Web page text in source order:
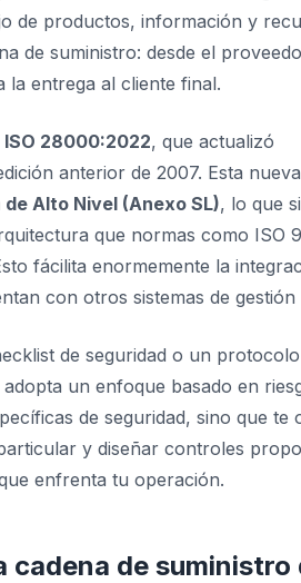
de productos, información y
de suministro: desde el
la entrega al cliente final.
ISO 28000:2022, que actualizó
anterior de 2007. Esta
Alto Nivel (Anexo SL), lo que
que normas como ISO
fácilita enormemente la
con otros sistemas de
de seguridad o un
un enfoque basado en
de seguridad, sino que te
y diseñar controles
enfrenta tu operación.
cadena de suministro